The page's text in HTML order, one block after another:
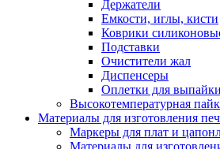
Держатели
Емкости, иглы, кисти
Коврики
Подставки
Очистители жал
Диспенсеры
Оплетки для выпайки
Высокотемпературная
Материалы для изготовления
Маркеры для плат и
Материалы для